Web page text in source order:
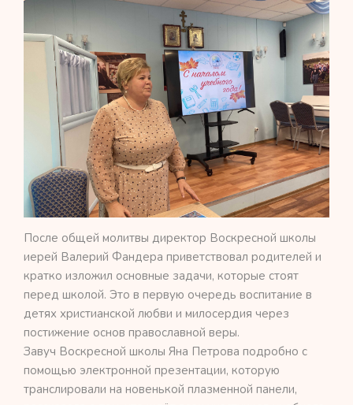
После общей молитвы директор Воскресной школы
иерей Валерий Фандера приветствовал родителей и
кратко изложил основные задачи, которые стоят
перед школой. Это в первую очередь воспитание в
детях христианской любви и милосердия через
постижение основ православной веры.
Завуч Воскресной школы Яна Петрова подробно с
помощью электронной презентации, которую
транслировали на новенькой плазменной панели,